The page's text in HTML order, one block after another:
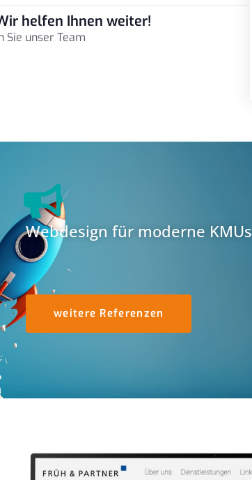
helfen Ihnen weiter!
Sie unser Team
Webdesign für moderne KMUs
weitere Referenzen